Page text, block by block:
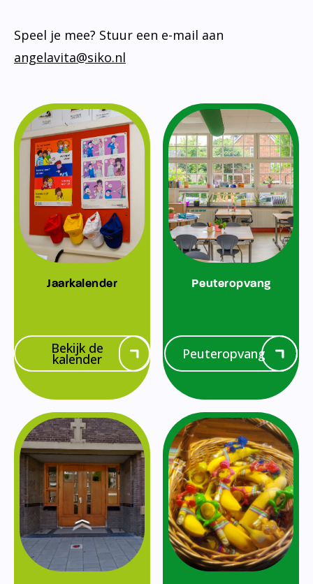
Speel je mee? Stuur een e-mail aan
angelavita@siko.nl
Jaarkalender
Bekijk de
kalender
Peuteropvang
Peuteropvang